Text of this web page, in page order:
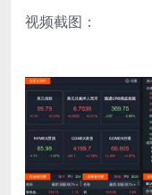
视频截图：